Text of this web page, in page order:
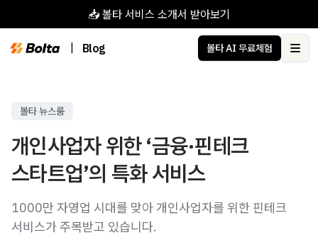
📥 볼타 서비스 소개서 받아보기
Blog 볼타 AI 무료체험
볼타 뉴스룸
개인사업자 위한 ‘금융·핀테크
스타트업’의 특화 서비스
1000만 자영업 시대를 맞아 개인사업자를 위한 핀테크
서비스가 주목받고 있습니다.